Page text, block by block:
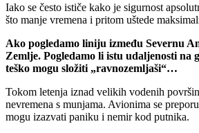
Iako se često ističe kako je sigurnost
što manje vremena i pritom uštede
Ako pogledamo liniju između Severnu
Zemlje. Pogledamo li istu udaljenosti na
teško mogu složiti „ravnozemljaši“…
Tokom letenja iznad velikih vodenih
nevremena s munjama. Avionima se
mogu izazvati paniku i nemir kod putnika.